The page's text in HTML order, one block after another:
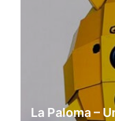
La Paloma –